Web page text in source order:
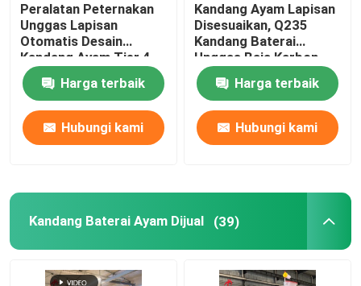
Peralatan Peternakan
Unggas Lapisan
Otomatis Desain
Kandang Ayam Tier 4
2.40m* 2.60m* 2.0m
Rose Harga terbaik
Hubungi kami
Kandang Ayam Lapisan
Disesuaikan, Q235
Kandang Baterai
Unggas Baja Karbon
Rendah Doris
Harga terbaik
Hubungi kami
Kandang Baterai Ayam Dijual (39)